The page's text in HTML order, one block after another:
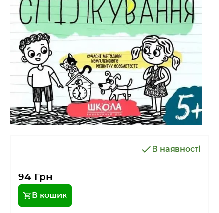
В наявності
94 Грн
В кошик